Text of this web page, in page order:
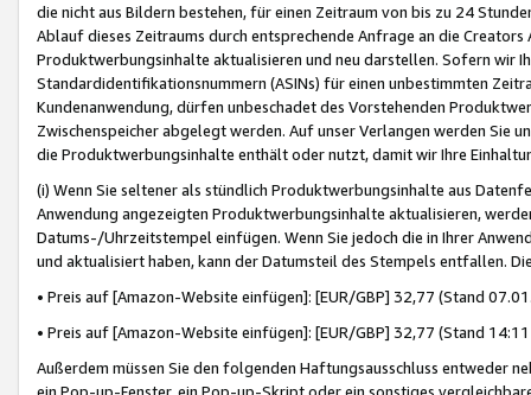
die nicht aus Bildern bestehen, für einen Zeitraum von bis zu 24
Ablauf dieses Zeitraums durch entsprechende Anfrage an die
Produktwerbungsinhalte aktualisieren und neu darstellen. Sofern wir
Standardidentifikationsnummern (ASINs) für einen unbestimmten
Kundenanwendung, dürfen unbeschadet des Vorstehenden
Zwischenspeicher abgelegt werden. Auf unser Verlangen werden Sie
die Produktwerbungsinhalte enthält oder nutzt, damit wir Ihre
(i) Wenn Sie seltener als stündlich Produktwerbungsinhalte aus
Anwendung angezeigten Produktwerbungsinhalte aktualisieren,
Datums-/Uhrzeitstempel einfügen. Wenn Sie jedoch die in Ihrer
und aktualisiert haben, kann der Datumsteil des Stempels entfallen.
• Preis auf [Amazon-Website einfügen]: [EUR/GBP] 32,77 (Stand
• Preis auf [Amazon-Website einfügen]: [EUR/GBP] 32,77 (Stand
Außerdem müssen Sie den folgenden Haftungsausschluss entweder
ein Pop-up-Fenster, ein Pop-up-Skript oder ein sonstiges